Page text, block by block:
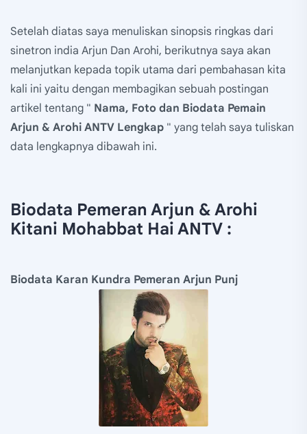
Setelah diatas saya menuliskan sinopsis ringkas dari
sinetron india Arjun Dan Arohi, berikutnya saya akan
melanjutkan kepada topik utama dari pembahasan kita
kali ini yaitu dengan membagikan sebuah postingan
artikel tentang " Nama, Foto dan Biodata Pemain
Arjun & Arohi ANTV Lengkap " yang telah saya tuliskan
data lengkapnya dibawah ini.
Biodata Pemeran Arjun & Arohi
Kitani Mohabbat Hai ANTV :
Biodata Karan Kundra Pemeran Arjun Punj